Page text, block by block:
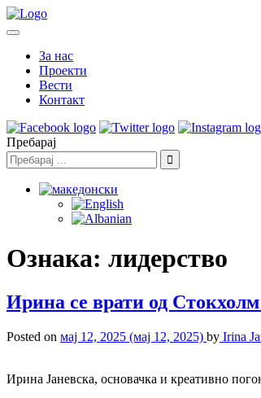
За нас
Проекти
Вести
Контакт
Пребарај
Ознака: лидерство
Ирина се врати од
Posted on мај 12, 2025 (мај 12, 2025) by Irina
Ирина Јаневска, основачка и креативно